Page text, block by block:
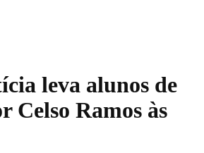
leva alunos de
Celso Ramos às